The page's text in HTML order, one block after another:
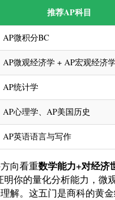
推荐AP科目
AP微积分BC
AP微观经济学 + AP宏观经济
AP统计学
AP心理学、AP美国历史
AP英语语言与写作
向看重数学能力+对经济
明你的量化分析能力，微
解。这五门是商科的黄金